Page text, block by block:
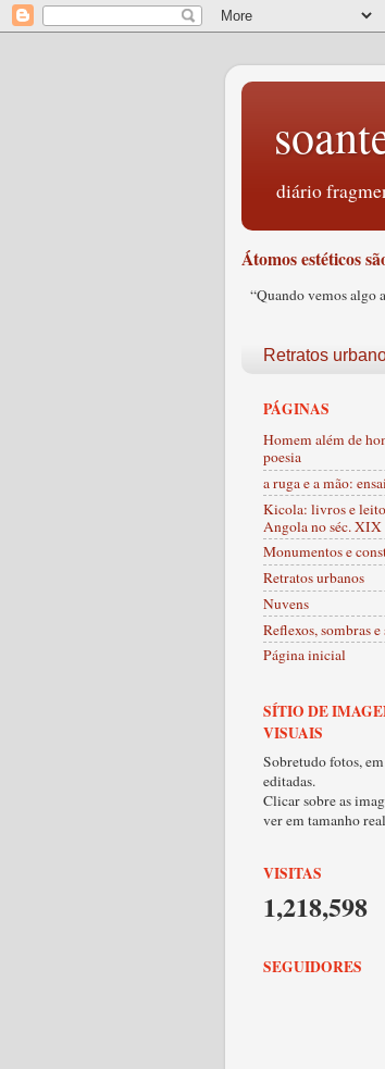
diário
Átomos estéticos
“Quando vemos algo
Retratos
PÁGINAS
Homem além de
poesia
a ruga e a mão:
Kicola: livros e
Angola no séc. XIX
Monumentos e
Retratos urbanos
Nuvens
Reflexos, sombras
Página inicial
SÍTIO DE
VISUAIS
Sobretudo fotos,
editadas.
Clicar sobre as
ver em tamanho
VISITAS
1,218,598
SEGUIDORES